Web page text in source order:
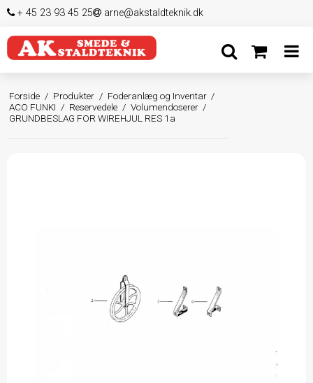
+ 45 23 93 45 25 arne@akstaldteknik.dk
Forside / Produkter / Foderanlæg og Inventar /
ACO FUNKI / Reservedele / Volumendoserer /
GRUNDBESLAG FOR WIREHJUL RES 1a